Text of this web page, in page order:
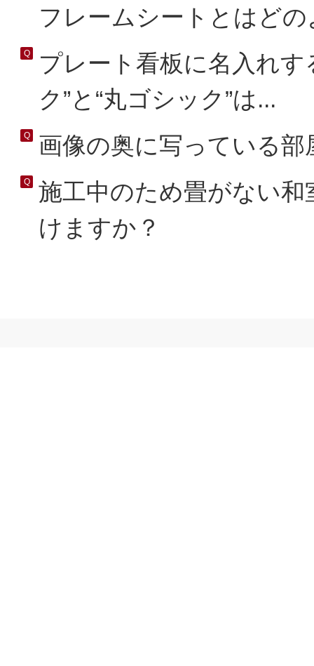
フレームシートとはどの
プレート看板に名入れ
ク”と“丸ゴシック”は...
画像の奥に写っている
施工中のため畳がない
けますか？